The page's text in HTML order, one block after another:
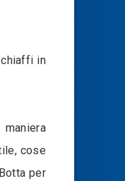
in
cose
per